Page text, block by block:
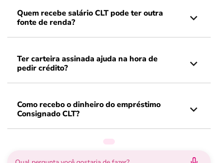
Quem recebe salário CLT pode ter outra
fonte de renda?
Ter carteira assinada ajuda na hora de
pedir crédito?
Como recebo o dinheiro do empréstimo
Consignado CLT?